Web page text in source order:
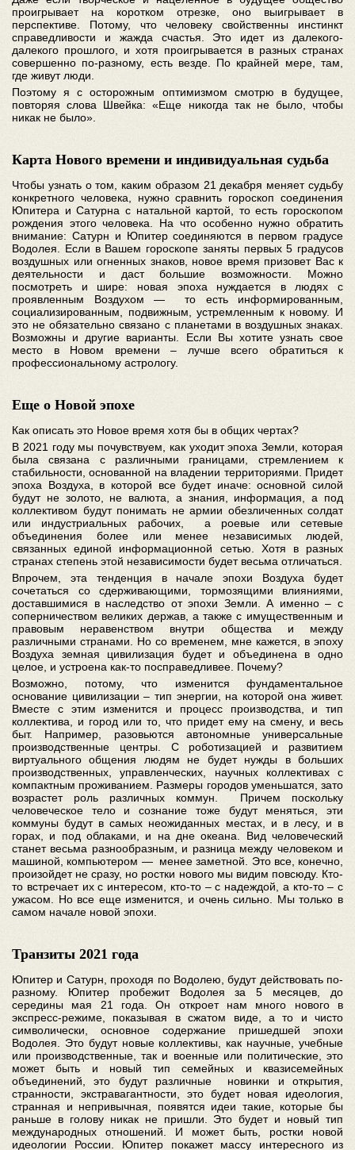
проигрывает на коротком отрезке, оно выигрывает в
перспективе. Потому, что человеку свойственны инстинкт
справедливости и жажда счастья. Это идет из далекого-
далекого прошлого, и хотя проигрывается в разных странах
совершенно по-разному, есть везде. По крайней мере, там,
где живут люди.
Поэтому я с осторожным оптимизмом смотрю в будущее,
повторяя слова Швейка: «Еще никогда так не было, чтобы
никак не было».
Карта Нового времени и индивидуальная судьба
Чтобы узнать о том, каким образом 21 декабря меняет судьбу
конкретного человека, нужно сравнить гороскоп соединения
Юпитера и Сатурна с натальной картой, то есть гороскопом
рождения этого человека. На что особенно нужно обратить
внимание: Сатурн и Юпитер соединяются в первом градусе
Водолея. Если в Вашем гороскопе заняты первых 5 градусов
воздушных или огненных знаков, новое время призовет Вас к
деятельности и даст большие возможности. Можно
посмотреть и шире: новая эпоха нуждается в людях с
проявленным Воздухом — то есть информированным,
социализированным, подвижным, устремленным к новому. И
это не обязательно связано с планетами в воздушных знаках.
Возможны и другие варианты. Если Вы хотите узнать свое
место в Новом времени – лучше всего обратиться к
профессиональному астрологу.
Еще о Новой эпохе
Как описать это Новое время хотя бы в общих чертах?
В 2021 году мы почувствуем, как уходит эпоха Земли, которая
была связана с различными границами, стремлением к
стабильности, основанной на владении территориями. Придет
эпоха Воздуха, в которой все будет иначе: основной силой
будут не золото, не валюта, а знания, информация, а под
коллективом будут понимать не армии обезличенных солдат
или индустриальных рабочих, а роевые или сетевые
объединения более или менее независимых людей,
связанных единой информационной сетью. Хотя в разных
странах степень этой независимости будет весьма отличаться.
Впрочем, эта тенденция в начале эпохи Воздуха будет
сочетаться со сдерживающими, тормозящими влияниями,
доставшимися в наследство от эпохи Земли. А именно – с
соперничеством великих держав, а также с имущественным и
правовым неравенством внутри общества и между
различными странами. Но со временем, мне кажется, в эпоху
Воздуха земная цивилизация будет и объединена в одно
целое, и устроена как-то посправедливее. Почему?
Возможно, потому, что изменится фундаментальное
основание цивилизации – тип энергии, на которой она живет.
Вместе с этим изменится и процесс производства, и тип
коллектива, и город или то, что придет ему на смену, и весь
быт. Например, разовьются автономные универсальные
производственные центры. С роботизацией и развитием
виртуального общения людям не будет нужды в больших
производственных, управленческих, научных коллективах с
компактным проживанием. Размеры городов уменьшатся, зато
возрастет роль различных коммун. Причем поскольку
человеческое тело и сознание тоже будут меняться, эти
коммуны будут в самых неожиданных местах, и в лесу, и в
горах, и под облаками, и на дне океана. Вид человеческий
станет весьма разнообразным, и разница между человеком и
машиной, компьютером — менее заметной. Это все, конечно,
произойдет не сразу, но ростки нового мы видим повсюду. Кто-
то встречает их с интересом, кто-то – с надеждой, а кто-то – с
ужасом. Но все еще изменится, и очень сильно. Мы только в
самом начале новой эпохи.
Транзиты 2021 года
Юпитер и Сатурн, проходя по Водолею, будут действовать по-
разному. Юпитер пробежит Водолея за 5 месяцев, до
середины мая 21 года. Он откроет нам много нового в
экспресс-режиме, показывая в сжатом виде, а то и чисто
символически, основное содержание пришедшей эпохи
Водолея. Это будут новые коллективы, как научные, учебные
или производственные, так и военные или политические, это
может быть и новый тип семейных и квазисемейных
объединений, это будут различные новинки и открытия,
странности, экстравагантности, это будет новая идеология,
странная и непривычная, появятся идеи такие, которые бы
раньше в голову никак не пришли. Это будет и новый тип
международных отношений. И может быть, ростки новой
идеологии России. Юпитер покажет массу интересного из